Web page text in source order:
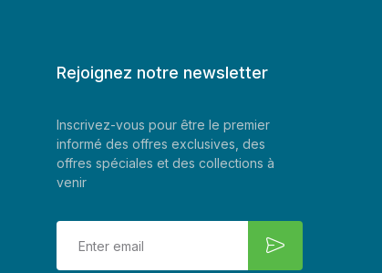
Rejoignez notre newsletter
Inscrivez-vous pour être le premier
informé des offres exclusives, des
offres spéciales et des collections à
venir